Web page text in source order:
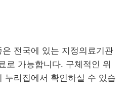
전국에 있는 지정의료기관
로 가능합니다. 구체적인 위
누리집에서 확인하실 수 있습